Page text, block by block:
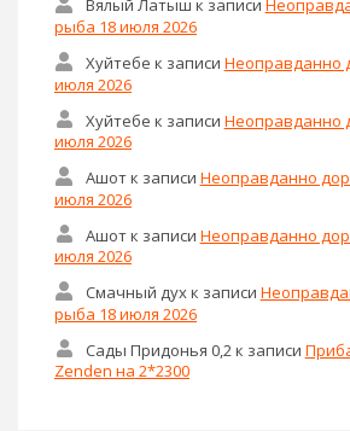
Вялый Латыш к записи
рыба 18 июля 2026
Хуйтебе к записи Неоправданно
июля 2026
Хуйтебе к записи Неоправданно
июля 2026
Ашотк записи Неоправданно
июля 2026
Ашотк записи Неоправданно
июля 2026
Смачный духк записи
рыба 18 июля 2026
Сады Придонья 0,2 к записи
Zenden на 2*2300